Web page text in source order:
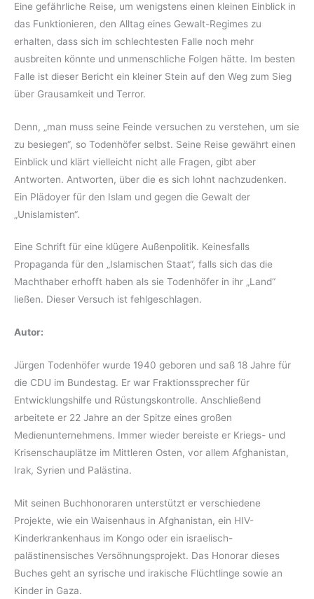
Eine gefährliche Reise, um wenigstens einen kleinen Einblick in
das Funktionieren, den Alltag eines Gewalt-Regimes zu
erhalten, dass sich im schlechtesten Falle noch mehr
ausbreiten könnte und unmenschliche Folgen hätte. Im besten
Falle ist dieser Bericht ein kleiner Stein auf den Weg zum Sieg
über Grausamkeit und Terror.
Denn, „man muss seine Feinde versuchen zu verstehen, um sie
zu besiegen“, so Todenhöfer selbst. Seine Reise gewährt einen
Einblick und klärt vielleicht nicht alle Fragen, gibt aber
Antworten. Antworten, über die es sich lohnt nachzudenken.
Ein Plädoyer für den Islam und gegen die Gewalt der
„Unislamisten“.
Eine Schrift für eine klügere Außenpolitik. Keinesfalls
Propaganda für den „Islamischen Staat“, falls sich das die
Machthaber erhofft haben als sie Todenhöfer in ihr „Land“
ließen. Dieser Versuch ist fehlgeschlagen.
Autor:
Jürgen Todenhöfer wurde 1940 geboren und saß 18 Jahre für
die CDU im Bundestag. Er war Fraktionssprecher für
Entwicklungshilfe und Rüstungskontrolle. Anschließend
arbeitete er 22 Jahre an der Spitze eines großen
Medienunternehmens. Immer wieder bereiste er Kriegs- und
Krisenschauplätze im Mittleren Osten, vor allem Afghanistan,
Irak, Syrien und Palästina.
Mit seinen Buchhonoraren unterstützt er verschiedene
Projekte, wie ein Waisenhaus in Afghanistan, ein HIV-
Kinderkrankenhaus im Kongo oder ein israelisch-
palästinensisches Versöhnungsprojekt. Das Honorar dieses
Buches geht an syrische und irakische Flüchtlinge sowie an
Kinder in Gaza.